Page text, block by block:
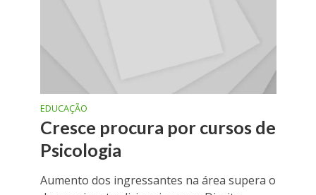
EDUCAÇÃO
Cresce procura por cursos de
Psicologia
Aumento dos ingressantes na área supera o